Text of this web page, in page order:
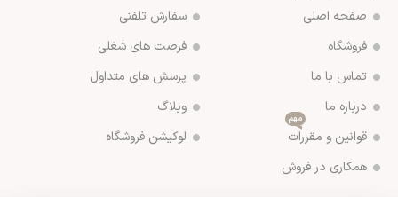
صفحه اصلی
فروشگاه
تماس با ما
درباره ما
قوانین و مقررات
مهم
همکاری در فروش
سفارش تلفنی
فرصت های شغلی
پرسش های متداول
وبلاگ
لوکیشن فروشگاه